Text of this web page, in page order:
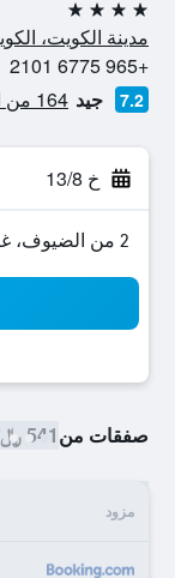
4 نجوم
مدينة الكويت،
+965 6775 2101
7.2 جيد 164 من التقييمات تم التحقق منها
خ 13/8
2 من الضيوف، غرفة واحدة
صفقات من541 ﷼
مزود